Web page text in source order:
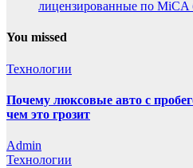
лицензированные по MiCA
You missed
Технологии
Почему люксовые авто с
чем это грозит
Admin
Технологии